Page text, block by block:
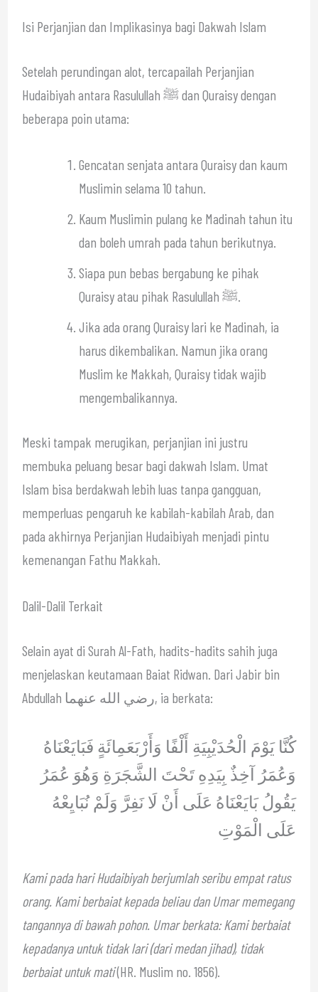
Isi Perjanjian dan Implikasinya bagi Dakwah Islam
Setelah perundingan alot, tercapailah Perjanjian
Hudaibiyah antara Rasulullah ﷺ dan Quraisy dengan
beberapa poin utama:
Gencatan senjata antara Quraisy dan kaum
Muslimin selama 10 tahun.
Kaum Muslimin pulang ke Madinah tahun itu
dan boleh umrah pada tahun berikutnya.
Siapa pun bebas bergabung ke pihak
Quraisy atau pihak Rasulullah ﷺ.
Jika ada orang Quraisy lari ke Madinah, ia
harus dikembalikan. Namun jika orang
Muslim ke Makkah, Quraisy tidak wajib
mengembalikannya.
Meski tampak merugikan, perjanjian ini justru
membuka peluang besar bagi dakwah Islam. Umat
Islam bisa berdakwah lebih luas tanpa gangguan,
memperluas pengaruh ke kabilah-kabilah Arab, dan
pada akhirnya Perjanjian Hudaibiyah menjadi pintu
kemenangan Fathu Makkah.
Dalil-Dalil Terkait
Selain ayat di Surah Al-Fath, hadits-hadits sahih juga
menjelaskan keutamaan Baiat Ridwan. Dari Jabir bin
Abdullah رضي الله عنهما, ia berkata:
كُنَّا يَوْمَ الْحُدَيْبِيَةِ أَلْفًا وَأَرْبَعَمِائَةٍ فَبَايَعْنَاهُ
وَعُمَرُ آخِذٌ بِيَدِهِ تَحْتَ الشَّجَرَةِ وَهُوَ عُمَرُ
يَقُولُ بَايَعْنَاهُ عَلَى أَنْ لَا نَفِرَّ وَلَمْ نُبَايِعْهُ
عَلَى الْمَوْتِ
Kami pada hari Hudaibiyah berjumlah seribu empat ratus
orang. Kami berbaiat kepada beliau dan Umar memegang
tangannya di bawah pohon. Umar berkata: Kami berbaiat
kepadanya untuk tidak lari (dari medan jihad), tidak
berbaiat untuk mati(HR. Muslim no. 1856).